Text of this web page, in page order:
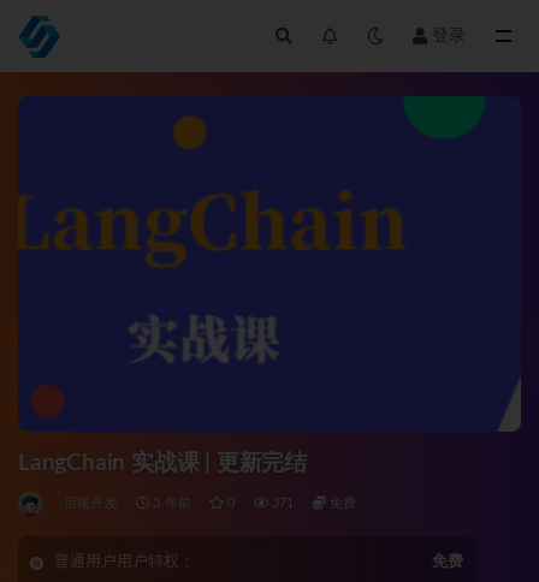
登录
LangChain 实战课 | 更新完结
后端开发 3 年前 0 371 免费
普通用户用户特权： 免费